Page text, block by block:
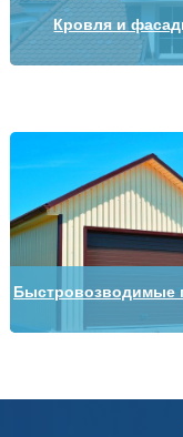
Кровля и
Быстровозводимые